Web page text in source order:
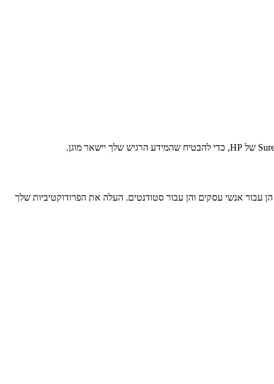
עבור אנשי עסקים והן עבור סטודנטים. העלה את הפרודוקטיביות שלך